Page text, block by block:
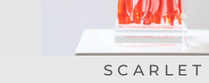
SCARLET